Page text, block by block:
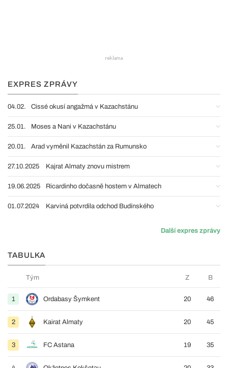
EXPRES ZPRÁVY
04.02. Cissé okusí angažmá v Kazachstánu
25.01. Moses a Nani v Kazachstánu
20.01. Arad vyměnil Kazachstán za Rumunsko
27.10.2025 Kajrat Almaty znovu mistrem
19.06.2025 Ricardinho dočasně hostem v Almatech
01.07.2024 Karviná potvrdila odchod Budínského
Další expres zprávy
TABULKA
Tým Z B
1 Ordabasy Šymkent 20 46
2 Kairat Almaty 20 45
3 FC Astana 19 35